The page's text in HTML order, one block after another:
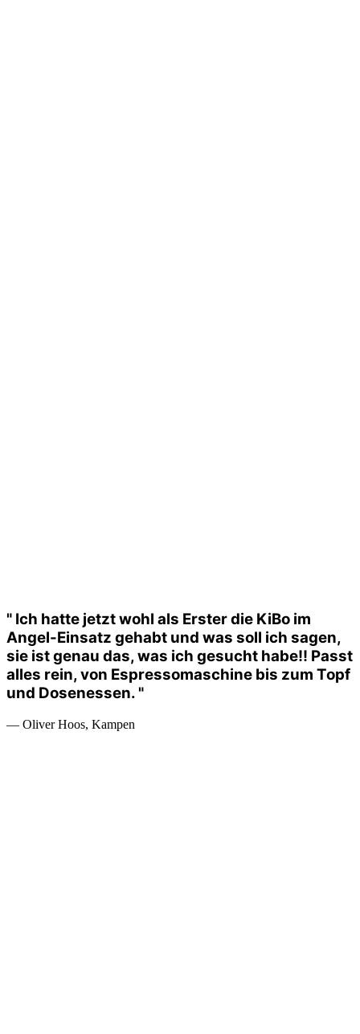
" Ich hatte jetzt wohl als Erster die KiBo im
Angel-Einsatz gehabt und was soll ich sagen,
sie ist genau das, was ich gesucht habe!! Passt
alles rein, von Espressomaschine bis zum Topf
und Dosenessen. "
— Oliver Hoos, Kampen